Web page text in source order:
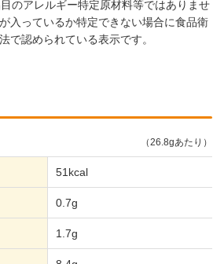
目のアレルギー特定原材料等ではありませ
入っているか特定できない場合に食品衛
で認められている表示です。
（26.8gあたり）
51kcal
0.7g
1.7g